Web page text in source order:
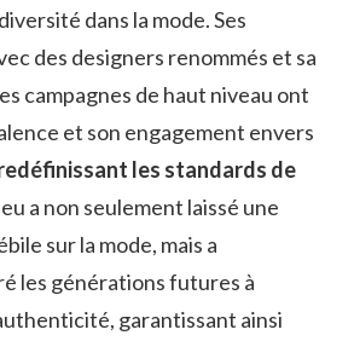
dans la mode. Ses
des designers renommés et sa
campagnes de haut niveau ont
et son engagement envers
les standards de
a non seulement laissé une
sur la mode, mais a
les générations futures à
garantissant ainsi